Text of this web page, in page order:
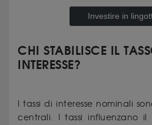
Investire in
CHI STABILISCE IL
INTERESSE?
I tassi di interesse nominali
centrali. I tassi influenzano